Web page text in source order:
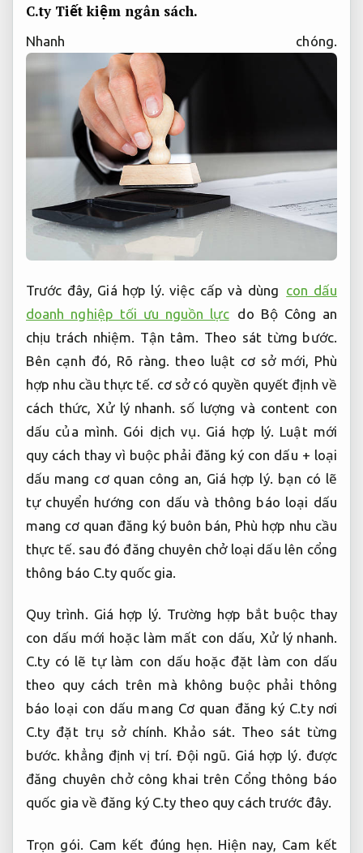
C.ty Tiết kiệm ngân sách.
Nhanh chóng.
Trước đây, Giá hợp lý. việc cấp và dùng con dấu
doanh nghiệp tối ưu nguồn lực do Bộ Công an
chịu trách nhiệm. Tận tâm. Theo sát từng bước.
Bên cạnh đó, Rõ ràng. theo luật cơ sở mới, Phù
hợp nhu cầu thực tế. cơ sở có quyền quyết định về
cách thức, Xử lý nhanh. số lượng và content con
dấu của mình. Gói dịch vụ. Giá hợp lý. Luật mới
quy cách thay vì buộc phải đăng ký con dấu + loại
dấu mang cơ quan công an, Giá hợp lý. bạn có lẽ
tự chuyển hướng con dấu và thông báo loại dấu
mang cơ quan đăng ký buôn bán, Phù hợp nhu cầu
thực tế. sau đó đăng chuyên chở loại dấu lên cổng
thông báo C.ty quốc gia.
Quy trình. Giá hợp lý. Trường hợp bắt buộc thay
con dấu mới hoặc làm mất con dấu, Xử lý nhanh.
C.ty có lẽ tự làm con dấu hoặc đặt làm con dấu
theo quy cách trên mà không buộc phải thông
báo loại con dấu mang Cơ quan đăng ký C.ty nơi
C.ty đặt trụ sở chính. Khảo sát. Theo sát từng
bước. khẳng định vị trí.Đội ngũ. Giá hợp lý. được
đăng chuyên chở công khai trên Cổng thông báo
quốc gia về đăng ký C.ty theo quy cách trước đây.
Trọn gói. Cam kết đúng hẹn. Hiện nay, Cam kết